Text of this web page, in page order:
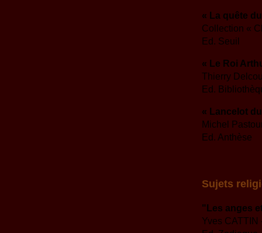
« La quête
Collection «
Ed. Seuil
« Le Roi
Thierry
Ed.
« Lancelot
Michel
Ed. Anthèse
Sujets
"Les anges
Yves